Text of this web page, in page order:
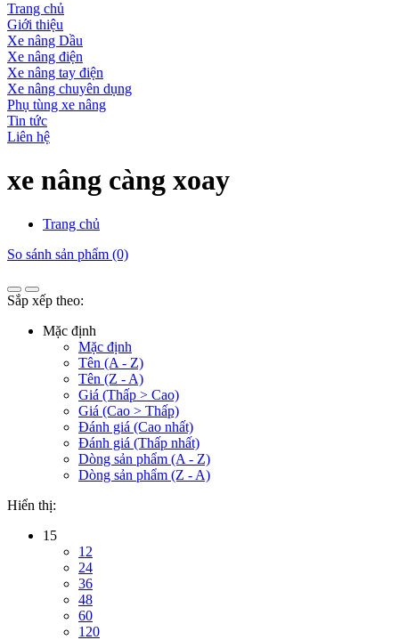
Trang chủ
Giới thiệu
Xe nâng Dầu
Xe nâng điện
Xe nâng tay điện
Xe nâng chuyên dụng
Phụ tùng xe nâng
Tin tức
Liên hệ
xe nâng càng xoay
Trang chủ
So sánh sản phẩm (0)
Sắp xếp theo:
Mặc định
Mặc định
Tên (A - Z)
Tên (Z - A)
Giá (Thấp > Cao)
Giá (Cao > Thấp)
Đánh giá (Cao nhất)
Đánh giá (Thấp nhất)
Dòng sản phẩm (A - Z)
Dòng sản phẩm (Z - A)
Hiển thị:
15
12
24
36
48
60
120